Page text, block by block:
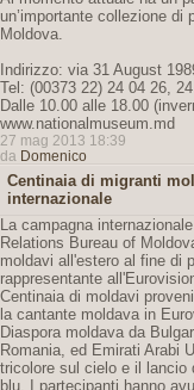
un’importante collezione
Moldova.
Indirizzo: via 31 August
Tel: (00373 22) 24 04 26,
Dalle 10.00 alle 18.00
www.nationalmuseum.md
27 mag 2013 18:39
da Domenico
Centinaia di migranti
internazionale
La campagna
Relations Bureau of
moldavi all'estero al fine di
rappresentante
Centinaia di moldavi
la cantante moldava in
Diaspora moldava da
Romania, ed Emirati Arabi
tricolore sul cielo e il lancio
blu. I partecipanti hanno